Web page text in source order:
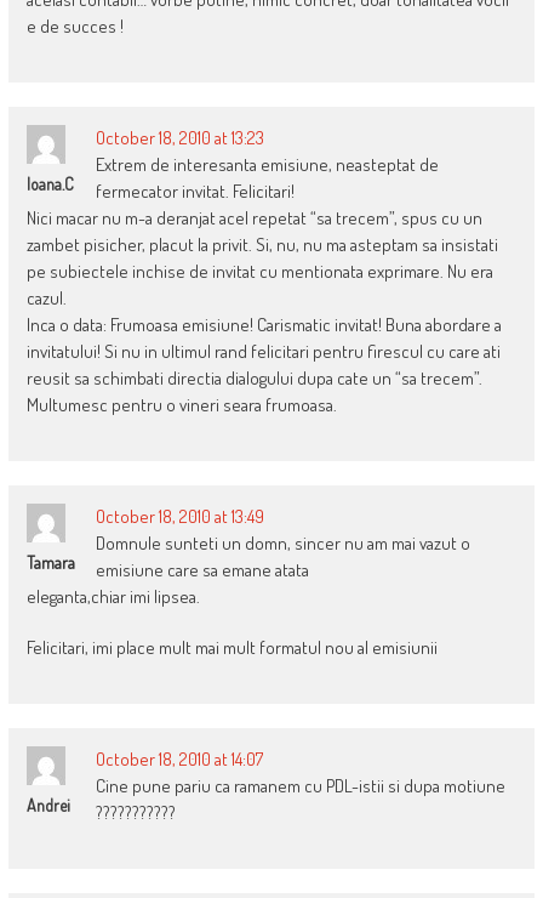
e de succes !
Ioana.c
October 18, 2010 at 13:23
Extrem de interesanta emisiune, neasteptat de
fermecator invitat. Felicitari!
Nici macar nu m-a deranjat acel repetat “sa trecem”, spus cu un
zambet pisicher, placut la privit. Si, nu, nu ma asteptam sa insistati
pe subiectele inchise de invitat cu mentionata exprimare. Nu era
cazul.
Inca o data: Frumoasa emisiune! Carismatic invitat! Buna abordare a
invitatului! Si nu in ultimul rand felicitari pentru firescul cu care ati
reusit sa schimbati directia dialogului dupa cate un “sa trecem”.
Multumesc pentru o vineri seara frumoasa.
Tamara
October 18, 2010 at 13:49
Domnule sunteti un domn, sincer nu am mai vazut o
emisiune care sa emane atata
eleganta,chiar imi lipsea.
Felicitari, imi place mult mai mult formatul nou al emisiunii
Andrei
October 18, 2010 at 14:07
Cine pune pariu ca ramanem cu PDL-istii si dupa motiune
???????????